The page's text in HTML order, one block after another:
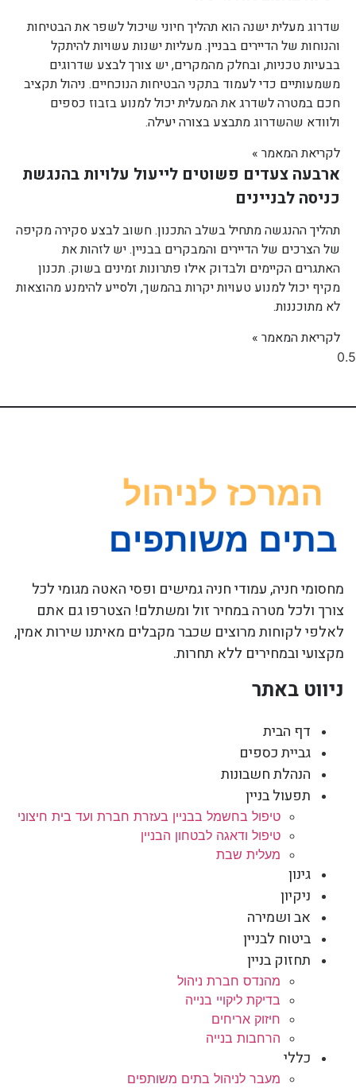
שדרוג מעלית ישנה הוא תהליך חיוני שיכול לשפר את הבטיחות
והנוחות של הדיירים בבניין. מעליות ישנות עשויות להיתקל
בבעיות טכניות, ובחלק מהמקרים, יש צורך לבצע שדרוגים
משמעותיים כדי לעמוד בתקני הבטיחות הנוכחיים. ניהול תקציב
חכם במטרה לשדרג את המעלית יכול למנוע בזבוז כספים
ולוודא שהשדרוג מתבצע בצורה יעילה.
לקריאת המאמר »
ארבעה צעדים פשוטים לייעול עלויות בהנגשת
כניסה לבניינים
תהליך ההנגשה מתחיל בשלב התכנון. חשוב לבצע סקירה מקיפה
של הצרכים של הדיירים והמבקרים בבניין. יש לזהות את
האתגרים הקיימים ולבדוק אילו פתרונות זמינים בשוק. תכנון
מקיף יכול למנוע טעויות יקרות בהמשך, ולסייע להימנע מהוצאות
לא מתוכננות.
לקריאת המאמר »
מחסומי חניה, עמודי חניה גמישים ופסי האטה מגומי לכל
צורך ולכל מטרה במחיר זול ומשתלם! הצטרפו גם אתם
לאלפי לקוחות מרוצים שכבר מקבלים מאיתנו שירות אמין,
מקצועי ובמחירים ללא תחרות.
ניווט באתר
דף הבית
גביית כספים
הנהלת חשבונות
תפעול בניין
טיפול בחשמל בבניין בעזרת חברת ועד בית חיצוני
טיפול ודאגה לבטחון הבניין
מעלית שבת
גינון
ניקיון
אב ושמירה
ביטוח לבניין
תחזוק בניין
מהנדס חברת ניהול
בדיקת ליקויי בנייה
חיזוק אריחים
הרחבות בנייה
כללי
מעבר לניהול בתים משותפים